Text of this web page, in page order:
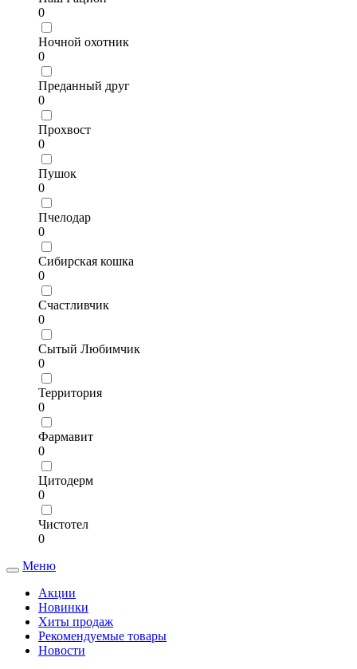
0
Ночной охотник
0
Преданный друг
0
Прохвост
0
Пушок
0
Пчелодар
0
Сибирская кошка
0
Счастливчик
0
Сытый Любимчик
0
Территория
0
Фармавит
0
Цитодерм
0
Чистотел
0
Toggle
navigation
Меню
Акции
Новинки
Хиты продаж
Рекомендуемые товары
Новости